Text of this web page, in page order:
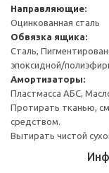
Направляющие:
Оцинкованная сталь
Обвязка ящика:
Сталь,
эпоксидной/
Амортизаторы:
Пластмасса АБС,
Протирать тканью,
средством.
Вытирать чистой